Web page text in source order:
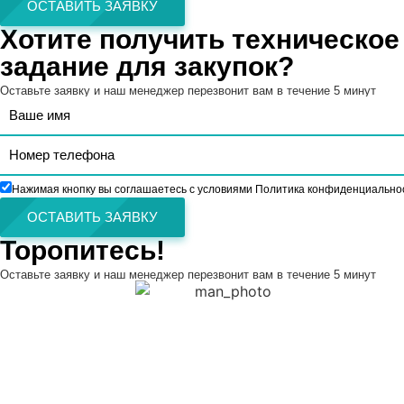
ОСТАВИТЬ ЗАЯВКУ
Хотите получить техническое
задание для закупок?
Оставьте заявку и наш менеджер перезвонит вам в течение 5 минут
Нажимая кнопку вы соглашаетесь с условиями Политика
ОСТАВИТЬ ЗАЯВКУ
Торопитесь!
Оставьте заявку и наш менеджер перезвонит вам в течение 5 минут